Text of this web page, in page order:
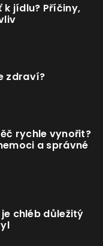
k jídlu? Příčiny,
zdraví?
rychle vynořit?
a správné
chléb důležitý